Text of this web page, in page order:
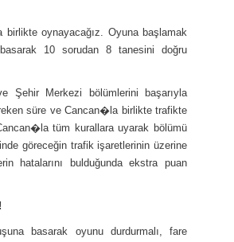
oynayacağız. Oyuna başlamak
10 sorudan 8 tanesini doğru
Şehir Merkezi bölümlerini başarıyla
süre ve Cancan�la birlikte trafikte
tüm kurallara uyarak bölümü
göreceğin trafik işaretlerinin üzerine
hatalarını bulduğunda ekstra puan
basarak oyunu durdurmalı, fare